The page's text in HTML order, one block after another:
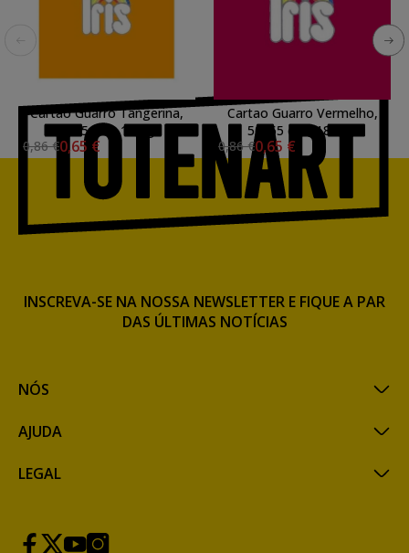
Cartao Guarro Tangerina,
50x65 cm., 185 gr.
0,86 €0,65 €
Cartao Guarro Vermelho,
50x65 cm., 185 gr.
0,86 €0,65 €
NÓS
AJUDA
LEGAL
INSCREVA-SE NA NOSSA NEWSLETTER E FIQUE A PAR
DAS ÚLTIMAS NOTÍCIAS